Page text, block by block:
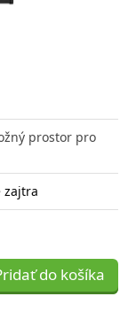
prostor pro
zajtra
do košíka